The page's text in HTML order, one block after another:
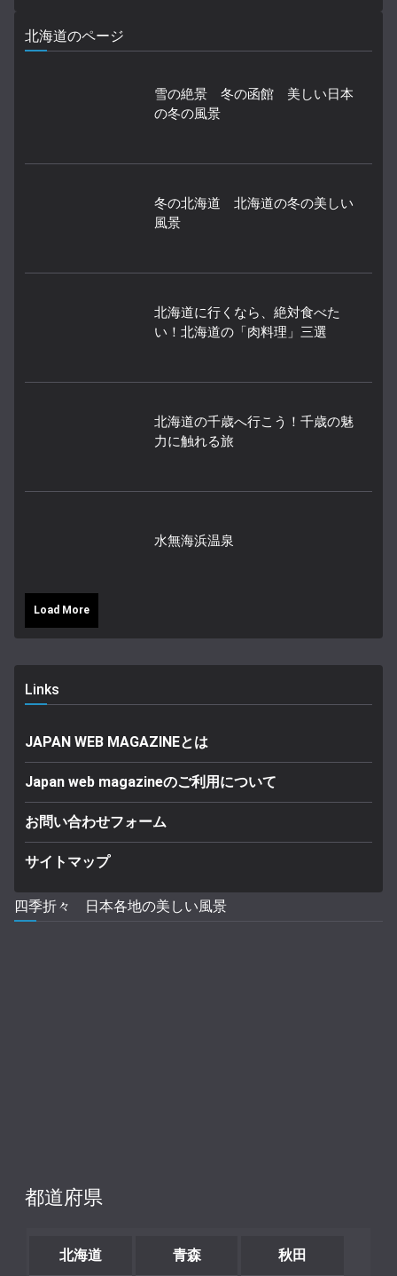
北海道のページ
雪の絶景 冬の函館 美しい日本
の冬の風景
冬の北海道 北海道の冬の美しい
風景
北海道に行くなら、絶対食べた
い！北海道の「肉料理」三選
北海道の千歳へ行こう！千歳の魅
力に触れる旅
水無海浜温泉
Load More
Links
JAPAN WEB MAGAZINEとは
Japan web magazineのご利用について
お問い合わせフォーム
サイトマップ
四季折々 日本各地の美しい風景
都道府県
北海道 青森 秋田